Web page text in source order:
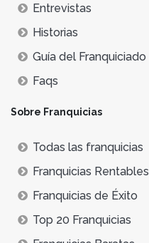
Entrevistas
Historias
Guía del Franquiciado
Faqs
Sobre Franquicias
Todas las franquicias
Franquicias Rentables
Franquicias de Éxito
Top 20 Franquicias